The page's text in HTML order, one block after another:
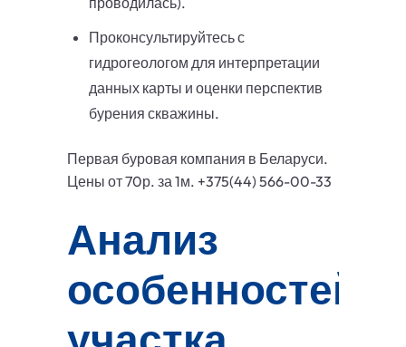
Проконсультируйтесь с
гидрогеологом для интерпретации
данных карты и оценки перспектив
бурения скважины.
Первая буровая компания в Беларуси.
Цены от 70р. за 1м. +375(44) 566-00-33
Анализ
особенностей